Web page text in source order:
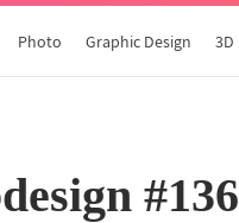
Photo Graphic Design 3D
#136